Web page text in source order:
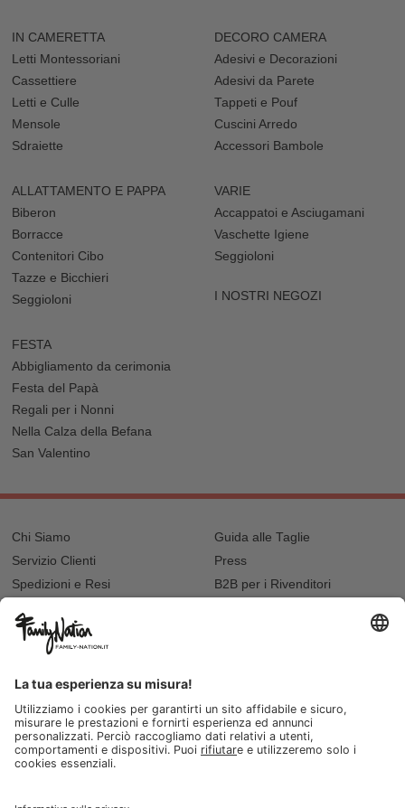
IN CAMERETTA
Letti Montessoriani
Cassettiere
Letti e Culle
Mensole
Sdraiette
DECORO CAMERA
Adesivi e Decorazioni
Adesivi da Parete
Tappeti e Pouf
Cuscini Arredo
Accessori Bambole
ALLATTAMENTO E PAPPA
Biberon
Borracce
Contenitori Cibo
Tazze e Bicchieri
Seggioloni
VARIE
Accappatoi e Asciugamani
Vaschette Igiene
Seggioloni
I NOSTRI NEGOZI
FESTA
Abbigliamento da cerimonia
Festa del Papà
Regali per i Nonni
Nella Calza della Befana
San Valentino
Chi Siamo
Servizio Clienti
Spedizioni e Resi
Recupero password?
Lista regalo e nascita
Guida alle Taglie
Press
B2B per i Rivenditori